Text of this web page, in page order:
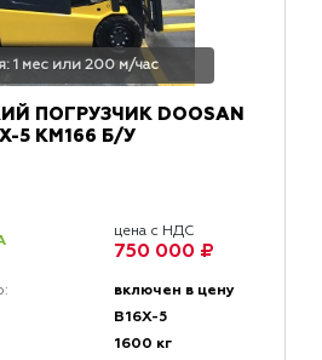
1 мес или 200 м/час
ПОГРУЗЧИК DOOSAN
5 КМ166 Б/У
цена с НДС
750 000 ₽
включен в цену
B16Х-5
1600 кг